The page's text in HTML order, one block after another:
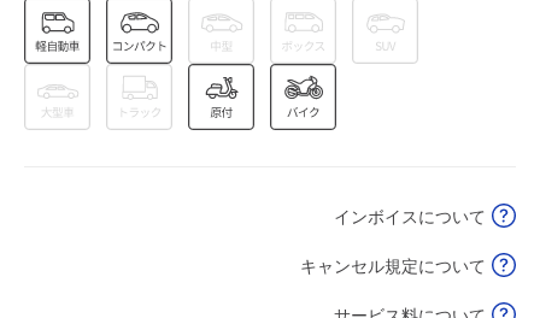
8月16日 (日) ¥500 ¥1,120
8月17日 (月)
0:00～12:00
¥500
12:00～24:00
¥1,120
インボイスについて
キャンセル規定について